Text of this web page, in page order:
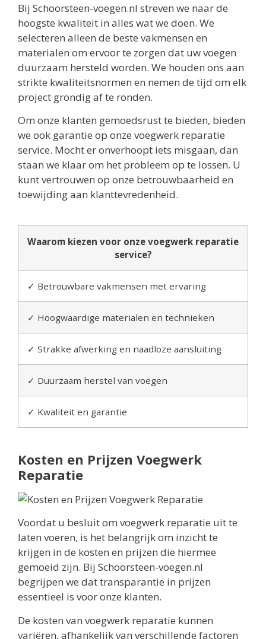
Bij Schoorsteen-voegen.nl streven we naar de
hoogste kwaliteit in alles wat we doen. We
selecteren alleen de beste vakmensen en
materialen om ervoor te zorgen dat uw voegen
duurzaam hersteld worden. We houden ons aan
strikte kwaliteitsnormen en nemen de tijd om elk
project grondig af te ronden.
Om onze klanten gemoedsrust te bieden, bieden
we ook garantie op onze voegwerk reparatie
service. Mocht er onverhoopt iets misgaan, dan
staan we klaar om het probleem op te lossen. U
kunt vertrouwen op onze betrouwbaarheid en
toewijding aan klanttevredenheid.
Waarom kiezen voor onze voegwerk reparatie
service?
✓ Betrouwbare vakmensen met ervaring
✓ Hoogwaardige materialen en technieken
✓ Strakke afwerking en naadloze aansluiting
✓ Duurzaam herstel van voegen
✓ Kwaliteit en garantie
Kosten en Prijzen Voegwerk
Reparatie
Voordat u besluit om voegwerk reparatie uit te
laten voeren, is het belangrijk om inzicht te
krijgen in de kosten en prijzen die hiermee
gemoeid zijn. Bij Schoorsteen-voegen.nl
begrijpen we dat transparantie in prijzen
essentieel is voor onze klanten.
De kosten van voegwerk reparatie kunnen
variëren, afhankelijk van verschillende factoren